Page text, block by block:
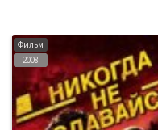
Фильм
2008